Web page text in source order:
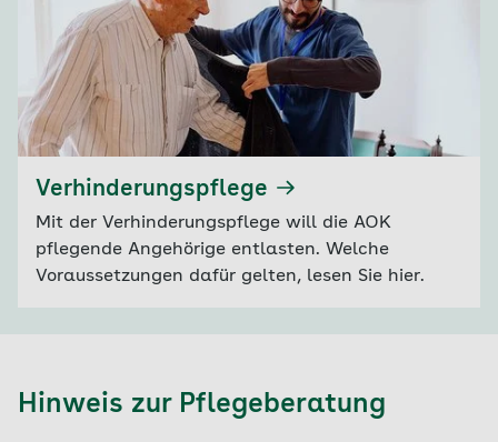
Verhinderungspflege
Mit der Verhinderungspflege will die AOK
pflegende Angehörige entlasten. Welche
Voraussetzungen dafür gelten, lesen Sie hier.
Hinweis zur Pflegeberatung